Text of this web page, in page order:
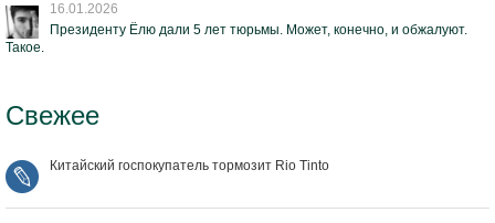
16.01.2026
Президенту Ёлю дали 5 лет тюрьмы. Может, конечно, и обжалуют.
Такое.
Свежее
Китайский госпокупатель тормозит Rio Tinto